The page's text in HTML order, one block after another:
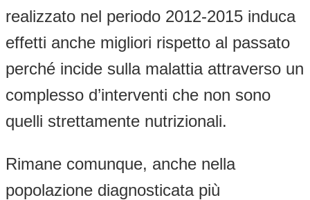
realizzato nel periodo 2012-2015 induca
effetti anche migliori rispetto al passato
perché incide sulla malattia attraverso un
complesso d’interventi che non sono
quelli strettamente nutrizionali.
Rimane comunque, anche nella
popolazione diagnosticata più